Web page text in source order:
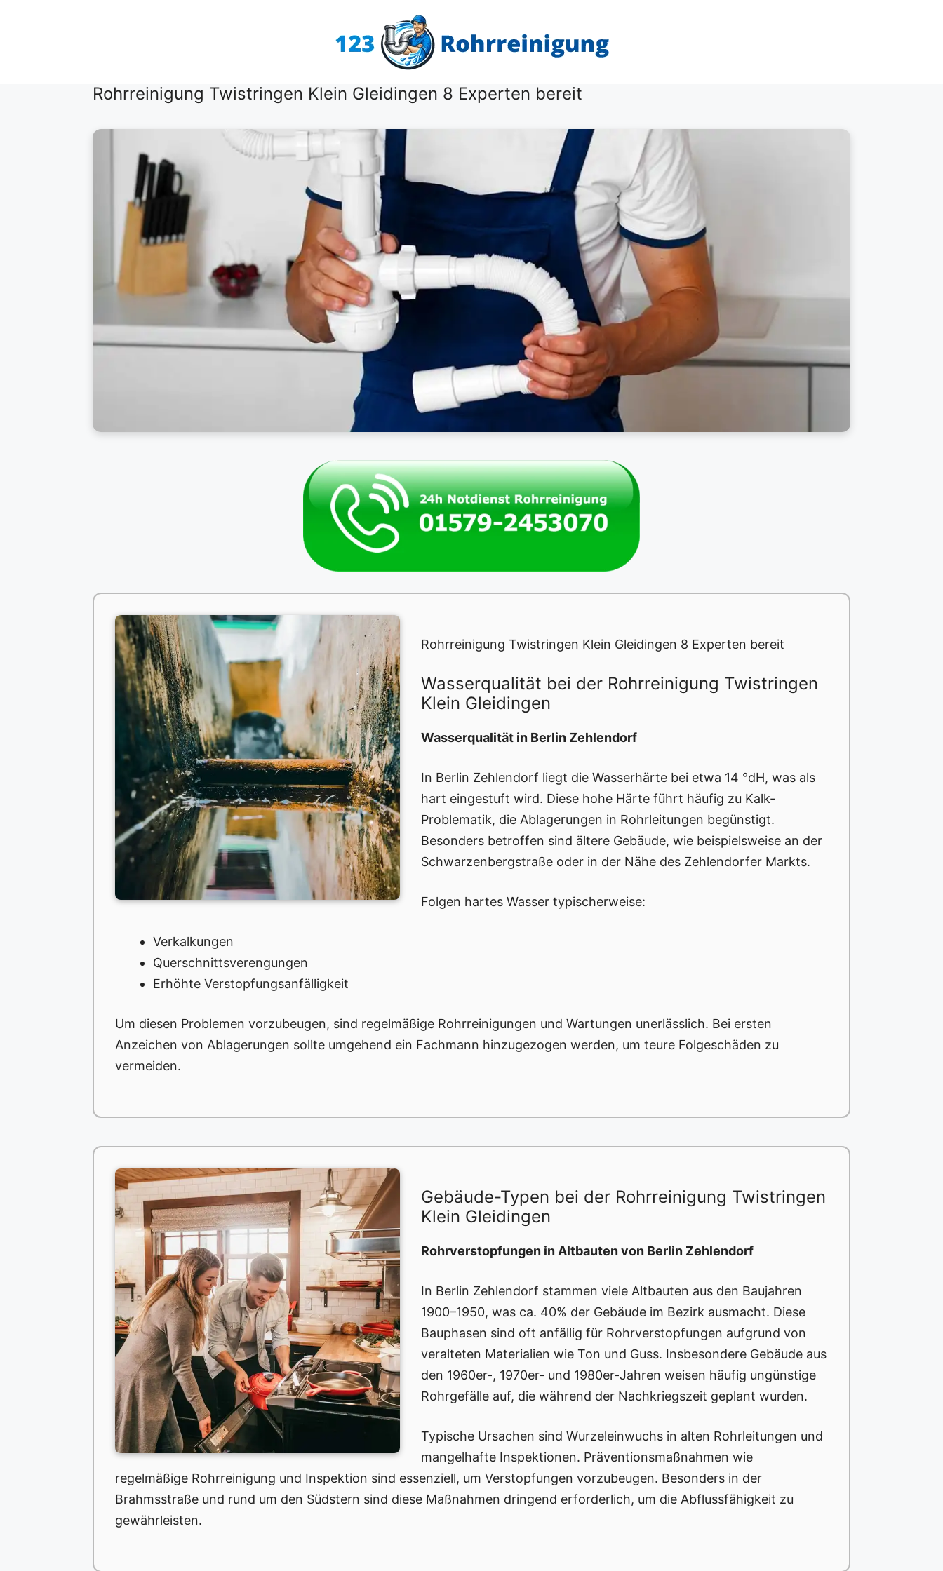
Rohrreinigung Twistringen Klein Gleidingen 8 Experten bereit
Rohrreinigung Twistringen Klein Gleidingen 8 Experten bereit
Wasserqualität bei der Rohrreinigung Twistringen
Klein Gleidingen
Wasserqualität in Berlin Zehlendorf
In Berlin Zehlendorf liegt die Wasserhärte bei etwa 14 °dH, was als
hart eingestuft wird. Diese hohe Härte führt häufig zu Kalk-
Problematik, die Ablagerungen in Rohrleitungen begünstigt.
Besonders betroffen sind ältere Gebäude, wie beispielsweise an der
Schwarzenbergstraße oder in der Nähe des Zehlendorfer Markts.
Folgen hartes Wasser typischerweise:
Verkalkungen
Querschnittsverengungen
Erhöhte Verstopfungsanfälligkeit
Um diesen Problemen vorzubeugen, sind regelmäßige Rohrreinigungen und Wartungen unerlässlich. Bei ersten
Anzeichen von Ablagerungen sollte umgehend ein Fachmann hinzugezogen werden, um teure Folgeschäden zu
vermeiden.
Gebäude-Typen bei der Rohrreinigung Twistringen
Klein Gleidingen
Rohrverstopfungen in Altbauten von Berlin Zehlendorf
In Berlin Zehlendorf stammen viele Altbauten aus den Baujahren
1900–1950, was ca. 40% der Gebäude im Bezirk ausmacht. Diese
Bauphasen sind oft anfällig für Rohrverstopfungen aufgrund von
veralteten Materialien wie Ton und Guss. Insbesondere Gebäude aus
den 1960er-, 1970er- und 1980er-Jahren weisen häufig ungünstige
Rohrgefälle auf, die während der Nachkriegszeit geplant wurden.
Typische Ursachen sind Wurzeleinwuchs in alten Rohrleitungen und
mangelhafte Inspektionen. Präventionsmaßnahmen wie
regelmäßige Rohrreinigung und Inspektion sind essenziell, um Verstopfungen vorzubeugen. Besonders in der
Brahmsstraße und rund um den Südstern sind diese Maßnahmen dringend erforderlich, um die Abflussfähigkeit zu
gewährleisten.